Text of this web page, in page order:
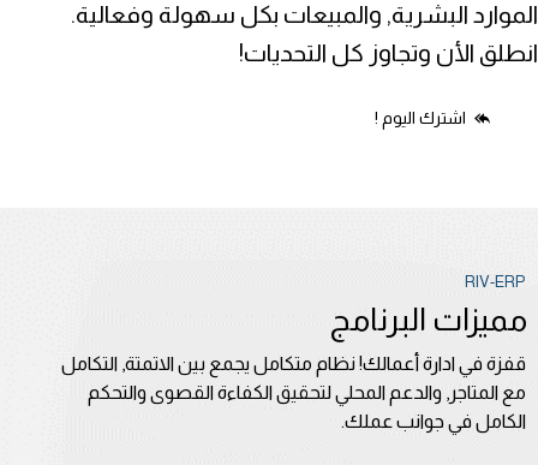
الموارد البشرية, والمبيعات بكل سهولة وفعالية.
انطلق الأن وتجاوز كل التحديات!
اشترك اليوم !
RIV-ERP
مميزات البرنامج
قفزة في ادارة أعمالك! نظام متكامل يجمع بين الاتمتة, التكامل
مع المتاجر, والدعم المحلي لتحقيق الكفاءة القصوى والتحكم
الكامل في جوانب عملك.